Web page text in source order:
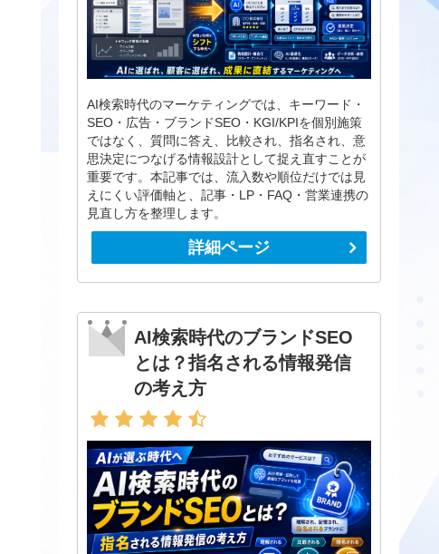
AI検索時代のマーケティングでは、キーワード・
SEO・広告・ブランドSEO・KGI/KPIを個別施策
ではなく、質問に答え、比較され、指名され、意
思決定につなげる情報設計として捉え直すことが
重要です。本記事では、流入数や順位だけでは見
えにくい評価軸と、記事・LP・FAQ・営業連携の
見直し方を整理します。
詳細ページ
AI検索時代のブランドSEO
とは？指名される情報発信
の考え方